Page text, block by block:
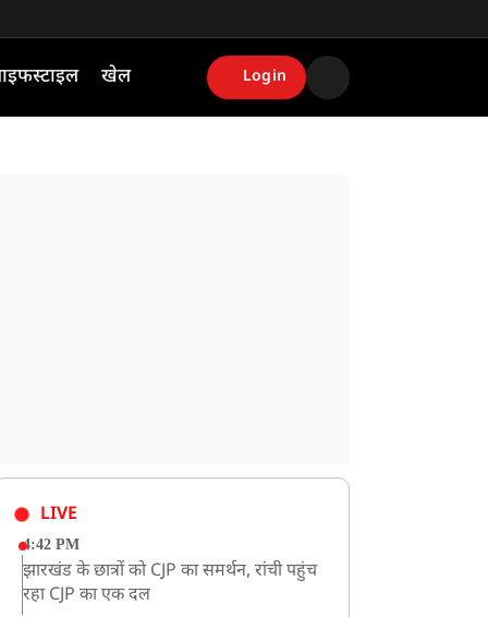
खेल Login
LIVE
4:42 PM
झारखंड के छात्रों को CJP का समर्थन, रांची पहुंच
रहा CJP का एक दल